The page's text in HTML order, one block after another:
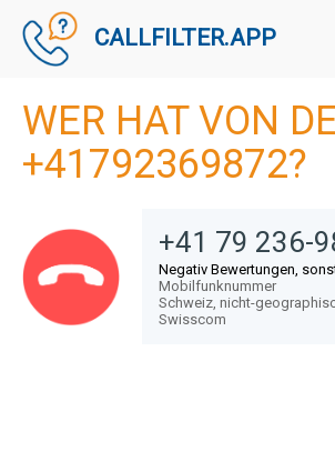
CALLFILTER.APP
WER HAT VON
+41792369872?
+41 79 236-
Negativ Bewertungen,
Mobilfunknummer
Schweiz, nicht-
Swisscom